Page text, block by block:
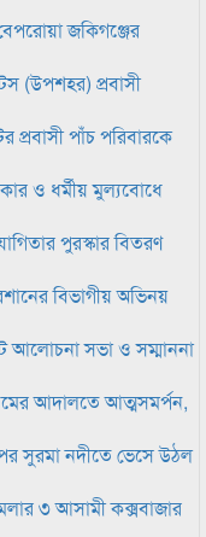
জকিগঞ্জের
(উপশহর) প্রবাসী
প্রবাসী পাঁচ পরিবারকে
ও ধর্মীয় মুল্যবোধে
পুরস্কার বিতরণ
বিভাগীয় অভিনয়
আলোচনা সভা ও সম্মাননা
আদালতে আত্মসমর্পন,
সুরমা নদীতে ভেসে উঠল
৩ আসামী কক্সবাজার